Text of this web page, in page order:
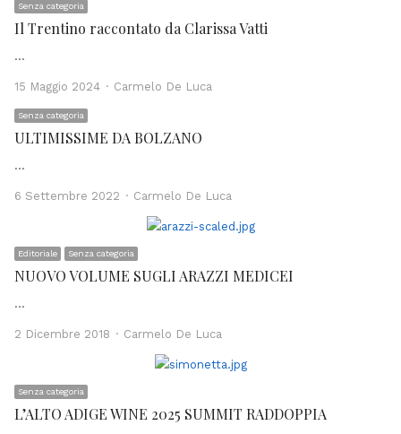
Senza categoria
Il Trentino raccontato da Clarissa Vatti
…
15 Maggio 2024 Author
Carmelo De Luca
Senza categoria
ULTIMISSIME DA BOLZANO
…
6 Settembre 2022 Author
Carmelo De Luca
Editoriale Senza categoria
NUOVO VOLUME SUGLI ARAZZI MEDICEI
…
2 Dicembre 2018 Author
Carmelo De Luca
Senza categoria
L’ALTO ADIGE WINE 2025 SUMMIT RADDOPPIA